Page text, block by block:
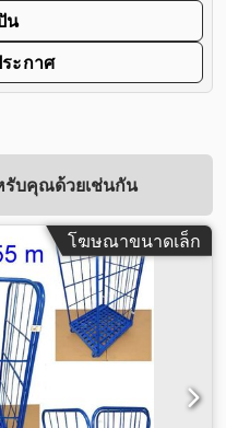
น
ะกาศ
บคุณด้วยเช่นกัน
โฆษณาขนาดเล็ก